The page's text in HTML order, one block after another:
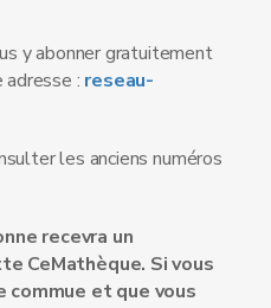
y abonner gratuitement
: reseau-
les anciens numéros
recevra un
CeMathèque. Si vous
commue et que vous